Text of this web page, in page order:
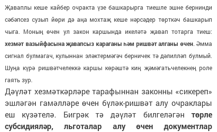
Җаваплы кеше кайбер очракта үзе башкарырга тиешле эшне бернинди
сәбәпсез сузып йөри дә аңа мохтаҗ кеше нәрсәдер төрткәч башкарып
чыга. Моның өчен ул закон каршында икеләтә җавап тотарга тиеш:
хезмәт вазыйфасына җавапсыз караганы һәм ришвәт алганы өчен. Әмма
сигнал булмагач, кулыннан эләктермәгәч берничек тә дәлилләп булмый.
Шуңа күрә ришвәтчелеккә каршы көрәштә киң җәмәгатьчелекнең роле
гаять зур.
Дәүләт хезмәткәрләре тарафыннан законны «сикереп»
эшләгән гамәлләре өчен бүләк-ришвәт алу очраклары
еш күзәтелә. Бигрәк тә дәүләт билгеләгән төрле
субсидияләр, льготалар алу өчен документлар